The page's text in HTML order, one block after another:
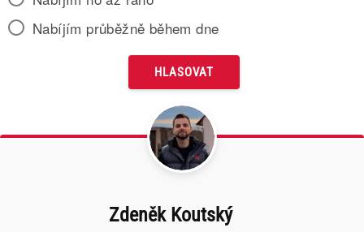
Nabíjím průběžně během dne
Zdeněk Koutský